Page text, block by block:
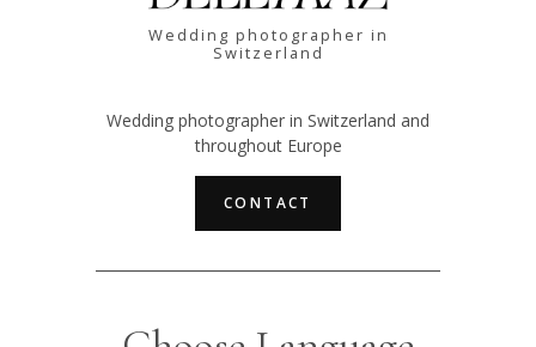
Wedding photographer in
Switzerland
Wedding photographer in Switzerland and
throughout Europe
CONTACT